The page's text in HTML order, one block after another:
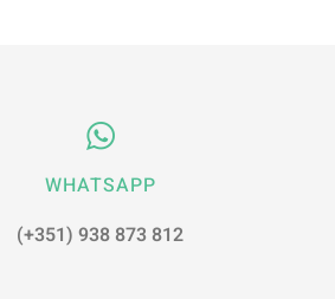
WHATSAPP
(+351) 938 873 812